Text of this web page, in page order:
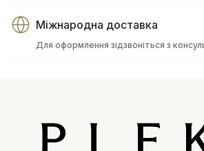
Міжнародна доставка
Для оформлення зідзвоніться з